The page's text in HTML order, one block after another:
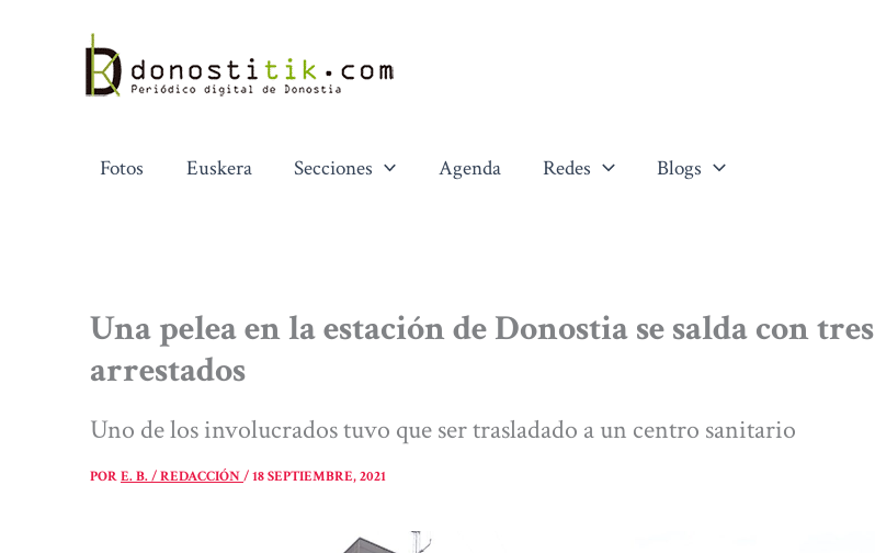
contenido
Fotos Euskera Secciones Agenda Redes Blogs
Una pelea en la estación de Donostia se salda con tres
arrestados
Uno de los involucrados tuvo que ser trasladado a un centro sanitario
PORE. B. / REDACCIÓN/18 SEPTIEMBRE, 2021